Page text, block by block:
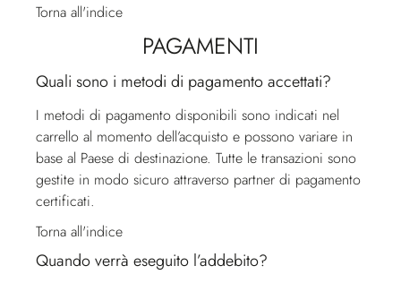
Torna all'indice
PAGAMENTI
Quali sono i metodi di pagamento accettati?
I metodi di pagamento disponibili sono indicati nel
carrello al momento dell’acquisto e possono variare in
base al Paese di destinazione. Tutte le transazioni sono
gestite in modo sicuro attraverso partner di pagamento
certificati.
Torna all'indice
Quando verrà eseguito l’addebito?